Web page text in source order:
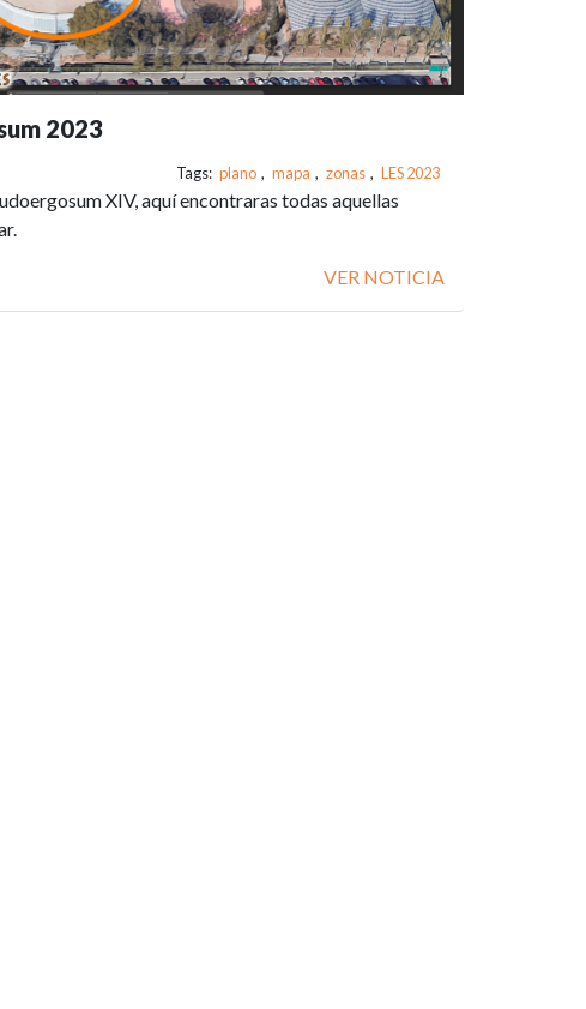
2023
Tags: plano , mapa , zonas , LES 2023
XIV, aquí encontraras todas aquellas
VER NOTICIA